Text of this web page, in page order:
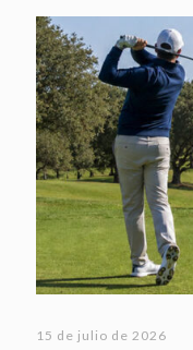
15 de julio de 2026